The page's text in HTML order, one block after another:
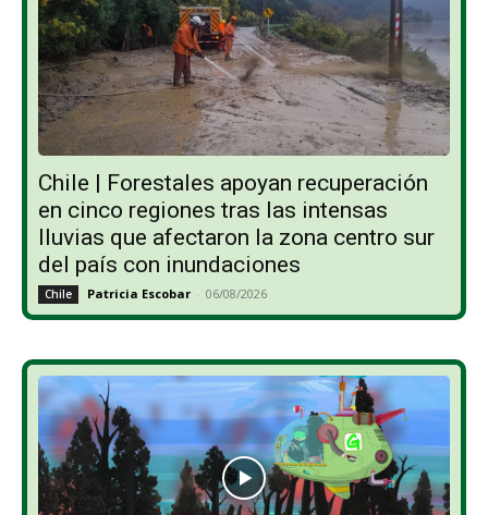
Chile | Forestales apoyan recuperación
en cinco regiones tras las intensas
lluvias que afectaron la zona centro sur
del país con inundaciones
Chile Patricia Escobar - 06/08/2026